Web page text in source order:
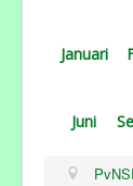
Januari
Juni